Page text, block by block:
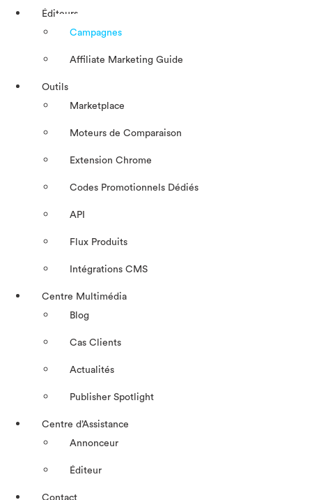
Éditeurs
Campagnes
Affiliate Marketing Guide
Outils
Marketplace
Moteurs de Comparaison
Extension Chrome
Codes Promotionnels Dédiés
API
Flux Produits
Intégrations CMS
Centre Multimédia
Blog
Cas Clients
Actualités
Publisher Spotlight
Centre d’Assistance
Annonceur
Éditeur
Contact